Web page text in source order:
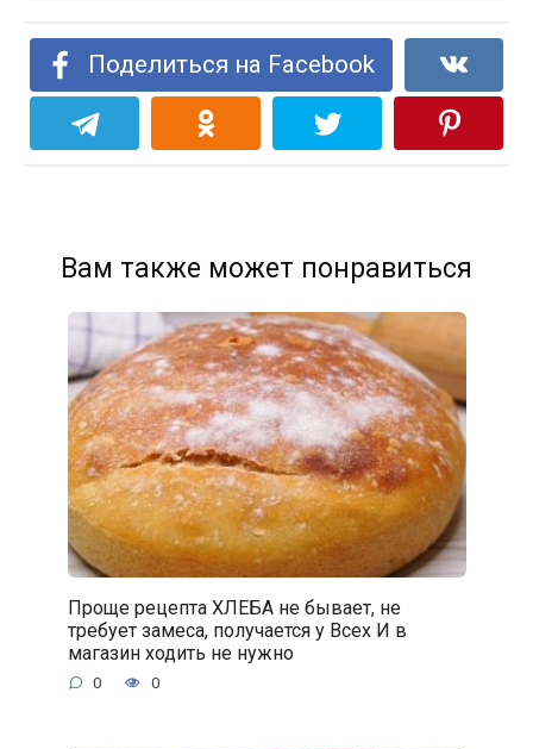
Поделиться на Facebook
Вам также может понравиться
Проще рецепта ХЛЕБА не бывает, не
требует замеса, получается у Всех И в
магазин ходить не нужно
0 0